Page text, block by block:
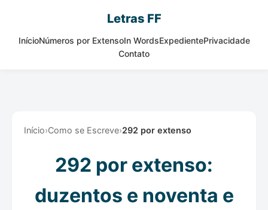
Letras FF
InícioNúmeros por ExtensoIn WordsExpedientePrivacidade
Contato
Início›Como se Escreve›292 por extenso
292 por extenso:
duzentos e noventa e